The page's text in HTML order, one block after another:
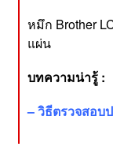
หมึก Brother
แผ่น
บทความน่ารู้ :
–วิธีตรวจสอ